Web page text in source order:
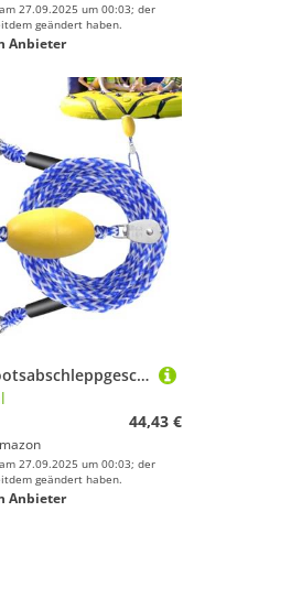
27.09.2025 um 00:03; der
geändert haben.
Anbieter
Nankoyal Bootsabschleppgeschirr | 4,8 m schwimmendes Abschleppseil | robuster Gurt mit Schwimmerball und Haken für Segeln, Angeln, Ziehen, Training, Surfen, Rettung, See, Anhänger, Fluss
44,43 €
27.09.2025 um 00:03; der
geändert haben.
Anbieter